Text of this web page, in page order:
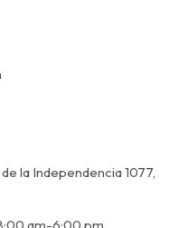
la Independencia 1077,